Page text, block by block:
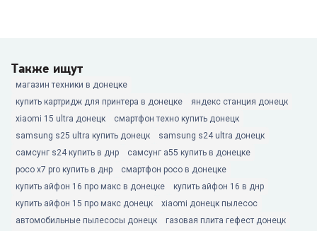
Также ищут
магазин техники в донецке
купить картридж для принтера в донецке
яндекс станция донецк
xiaomi 15 ultra донецк
смартфон техно купить донецк
samsung s25 ultra купить донецк
samsung s24 ultra донецк
самсунг s24 купить в днр
самсунг а55 купить в донецке
poco x7 pro купить в днр
смартфон poco в донецке
купить айфон 16 про макс в донецке
купить айфон 16 в днр
купить айфон 15 про макс донецк
xiaomi донецк пылесос
автомобильные пылесосы донецк
газовая плита гефест донецк